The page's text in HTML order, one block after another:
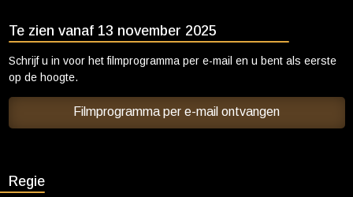
Inlog voor abonnees
CADEAUTIPS
Cadeaukaart kopen
ONZE BIOSCOOP
Man'onder de charmante, maar meedogenloze leiding van
producer Dan Killian (Josh Brolin). Het doel van deze dodelijke
spelshow: 30 dagen overleven terwijl je wordt opgejaagd door
professionele hunters die zijn ingehuurd om de kandidaat te
blijven, levert meer prijzengeld op. Bens koppigheid, instinct en
vechtlust maken hem onverwacht tot een publieksfavoriet … én tot
Te zien vanaf 13 november 2025
Schrijf u in voor het filmprogramma per e-mail en u bent als eerste
op de hoogte.
Filmprogramma per e-mail ontvangen
Regie